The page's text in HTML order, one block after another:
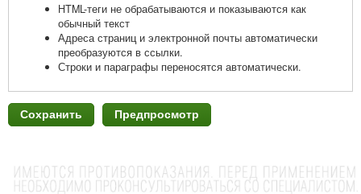
HTML-теги не обрабатываются и показываются как
обычный текст
Адреса страниц и электронной почты автоматически
преобразуются в ссылки.
Строки и параграфы переносятся автоматически.